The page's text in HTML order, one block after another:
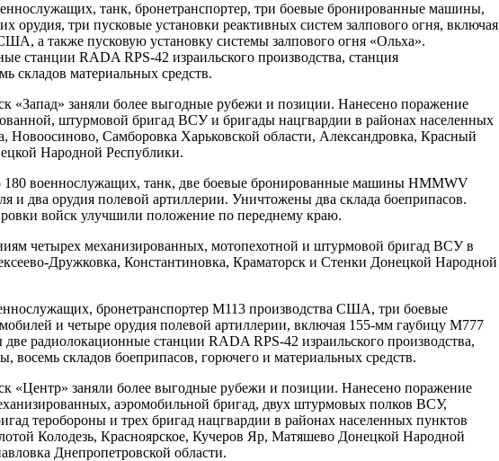
танк, бронетранспортер, три боевые бронированные машины,
орудия, три пусковые установки реактивных систем залпового огня, включая
а также пусковую установку системы залпового огня «Ольха».
станции RADA RPS-42 израильского производства, станция
складов материальных средств.
«Запад» заняли более выгодные рубежи и позиции. Нанесено поражение
штурмовой бригад ВСУ и бригады нацгвардии в районах населенных
Новоосиново, Самборовка Харьковской области, Александровка, Красный
Народной Республики.
180 военнослужащих, танк, две боевые бронированные машины HMMWV
и два орудия полевой артиллерии. Уничтожены два склада боеприпасов.
войск улучшили положение по переднему краю.
четырех механизированных, мотопехотной и штурмовой бригад ВСУ в
Дружковка, Константиновка, Краматорск и Стенки Донецкой Народной
бронетранспортер М113 производства США, три боевые
и четыре орудия полевой артиллерии, включая 155-мм гаубицу М777
радиолокационные станции RADA RPS-42 израильского производства,
восемь складов боеприпасов, горючего и материальных средств.
«Центр» заняли более выгодные рубежи и позиции. Нанесено поражение
аэромобильной бригад, двух штурмовых полков ВСУ,
теробороны и трех бригад нацгвардии в районах населенных пунктов
Колодезь, Красноярское, Кучеров Яр, Матяшево Донецкой Народной
Днепропетровской области.